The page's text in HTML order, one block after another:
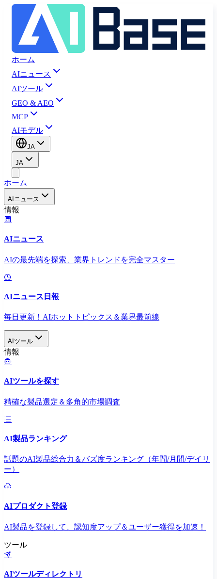
ホーム
AIニュース
AIツール
GEO & AEO
MCP
AIモデル
JA
JA
ホーム
AIニュース
情報
AIニュース
AIの最先端を探索、業界トレンドを完全マスター
AIニュース日報
毎日更新！AIホットトピックス＆業界最前線
AIツール
情報
AIツールを探す
精確な製品選定＆多角的市場調査
AI製品ランキング
話題のAI製品総合力＆バズ度ランキング（年間/月間/デイリ
ー）
AIプロダクト登録
AI製品を登録して、認知度アップ＆ユーザー獲得を加速！
ツール
AIツールディレクトリ